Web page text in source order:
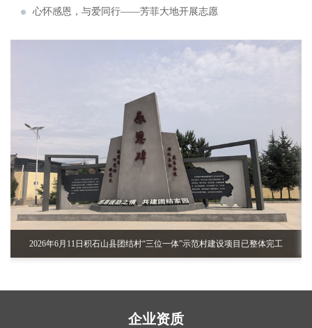
敬老慰问捐赠活动
芳菲大地设计施工的青海省第五人民医院院
芳菲大地完成甘肃建投矿业公司综合会议
兰州芳菲大地展览2021年度总结会召开（变
革新升 精艺为公）
芳菲大地展览中标祁连山国家级自然保护区
自然教育与生态体验展馆项目
甘肃省副省长孙雪涛率团参加首届中国（武
汉）文化旅游博览会
芳菲大地圆满完成首届中国（武汉）文化旅
游博览会甘肃主题形象馆设计施工
芳菲大地设计的兰州新区税务局党建展厅、
党员阅览活动室正式交付使用
芳菲大地装饰展览设计施工的庆阳市环县荣
誉馆，于2021年10月8日正式完工
兰州芳菲大地设计施工的陈列馆及展厅得到
文化建设项目顺利完工投入使用
甘肃工业职业技术学院党组书记杨声等领导
2026年6月11日积石山县团结村“三位一体”示范村建设项目已整体完工
企业资质
展览工程企业水平二级
建筑装饰工程设计专项乙级
数字多媒体工程系统集成一级
建筑装修装饰工程专业承包一级
智慧博物馆设计施工一体化一级
展览工程企业水平二级